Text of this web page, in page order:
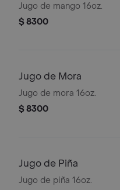
Jugo de mango 16oz.
$ 8300
Jugo de Mora
Jugo de mora 16oz.
$ 8300
Jugo de Piña
Jugo de piña 16oz.